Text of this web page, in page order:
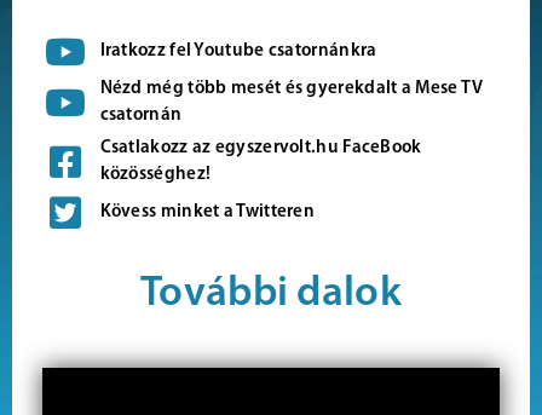
Iratkozz fel Youtube csatornánkra
Nézd még több mesét és gyerekdalt a Mese TV
csatornán
Csatlakozz az egyszervolt.hu FaceBook
közösséghez!
Kövess minket a Twitteren
További dalok